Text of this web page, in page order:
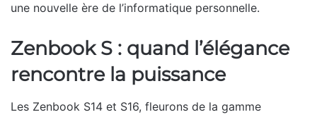
une nouvelle ère de l’informatique personnelle.
Zenbook S : quand l’élégance
rencontre la puissance
Les Zenbook S14 et S16, fleurons de la gamme